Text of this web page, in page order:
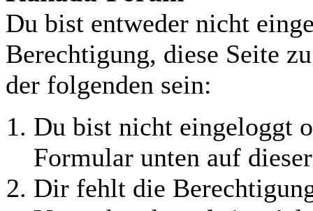
Du bist entweder nicht
Berechtigung, diese Seite
der folgenden sein:
Du bist nicht eingeloggt
Formular unten auf
Dir fehlt die